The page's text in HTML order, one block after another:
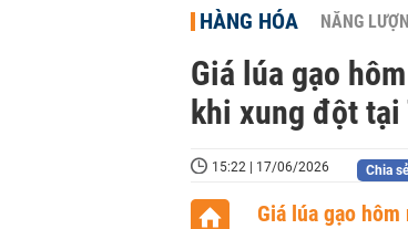
HÀNG HÓA NĂNG
Giá lúa gạo
khi xung đột
15:22 | 17/06/2026 Chia sẻ
Giá lúa gạo hôm